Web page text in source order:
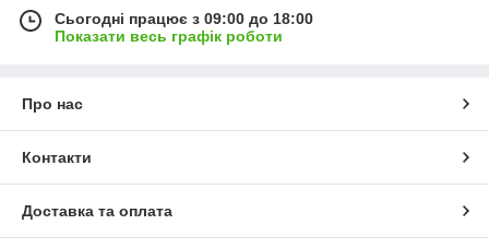
Сьогодні працює з 09:00 до 18:00
Показати весь графік роботи
Про нас
Контакти
Доставка та оплата